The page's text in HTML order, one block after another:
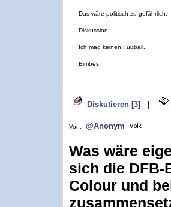
Das wäre politisch zu gefährlich.
Diskussion.
Ich mag keinen Fußball.
Bimbes.
Diskutieren [3]
Von: @Anonym
Was wäre
sich die DFB-
Colour und